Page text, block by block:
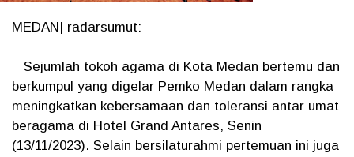
MEDAN| radarsumut:
Sejumlah tokoh agama di Kota Medan bertemu dan
berkumpul yang digelar Pemko Medan dalam rangka
meningkatkan kebersamaan dan toleransi antar umat
beragama di Hotel Grand Antares, Senin
(13/11/2023). Selain bersilaturahmi pertemuan ini juga